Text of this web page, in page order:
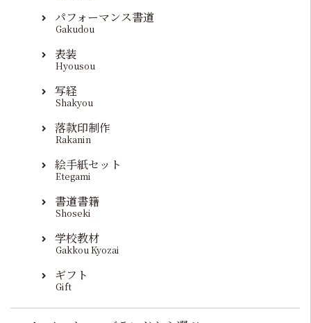
パフォーマンス書道
Gakudou
表装
Hyousou
写経
Shakyou
落款印制作
Rakanin
絵手紙セット
Etegami
書道書籍
Shoseki
学校教材
Gakkou Kyozai
ギフト
Gift